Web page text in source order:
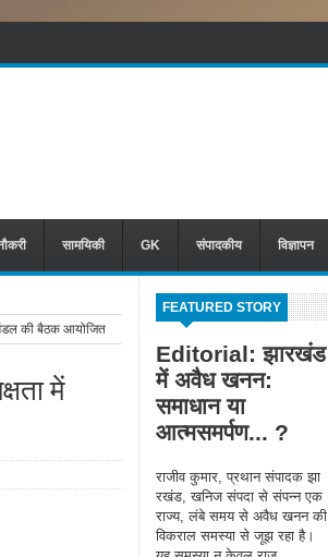
सामयिकी GK संपादकीय विज्ञापन
FEATURED STORY
Editorial: झारखंड
में अवैध खनन:
समाधान या
आत्मसमर्पण... ?
राजीव कुमार, प्रथान संपादक झा
रखंड, खनिज संपदा से संपन्न एक
राज्य, लंबे समय से अवैध खनन की
विकराल समस्या से जूझ रहा है।
की बैठक आयोजित
में